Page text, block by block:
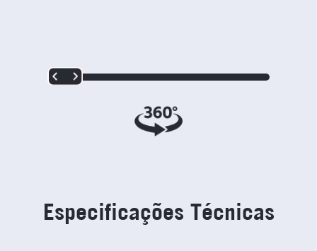
Especificações Técnicas